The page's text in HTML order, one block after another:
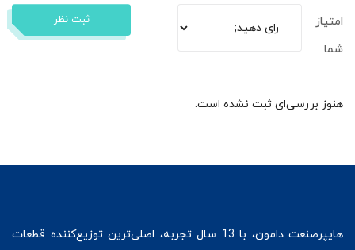
امتیاز
شما
ثبت نظر
هنوز بررسی‌ای ثبت نشده است.
هایپرصنعت
دامون، با 13 سال تجربه، اصلی‌ترین توزیع‌کننده قطعات